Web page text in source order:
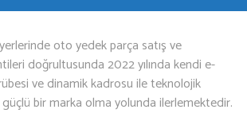
oto yedek parça satış ve
doğrultusunda 2022 yılında kendi e-
ve dinamik kadrosu ile teknolojik
bir marka olma yolunda ilerlemektedir.